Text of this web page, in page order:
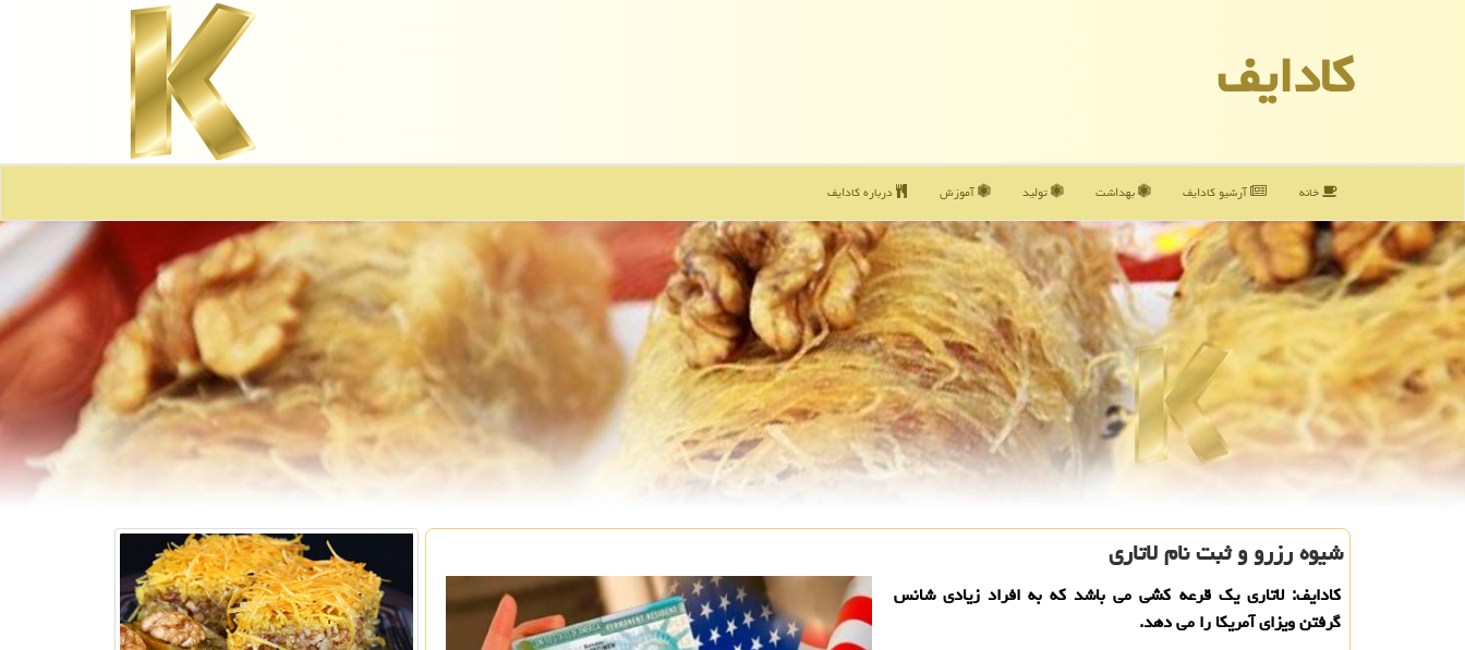
كادایف
خانه آرشیو كادایف بهداشت تولید آموزش درباره كادایف
شیوه رزرو و ثبت نام لاتاری
كادایف: لاتاری یك قرعه كشی می باشد كه به افراد زیادی شانس
گرفتن ویزای آمریكا را می دهد.